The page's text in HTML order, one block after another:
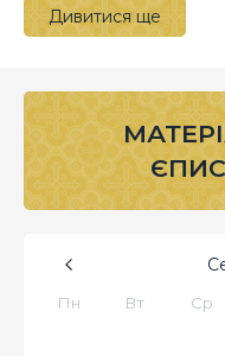
Дивитися ще
Пн Вт Ср